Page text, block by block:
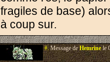
fragiles de base)
à coup sur.
#.Message deHemrinele